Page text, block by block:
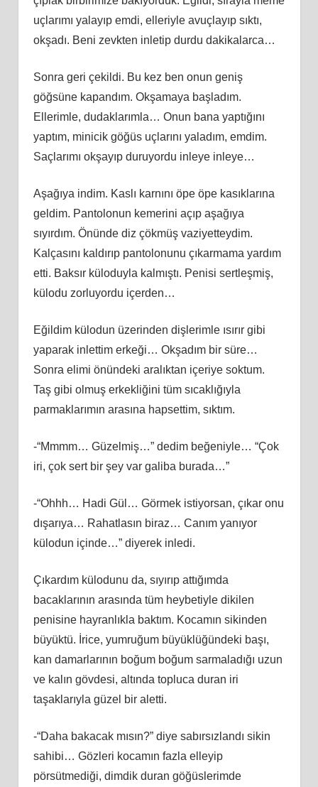
uçlarımı yalayıp emdi, elleriyle avuçlayıp sıktı,
okşadı. Beni zevkten inletip durdu dakikalarca…
Sonra geri çekildi. Bu kez ben onun geniş
göğsüne kapandım. Okşamaya başladım.
Ellerimle, dudaklarımla… Onun bana yaptığını
yaptım, minicik göğüs uçlarını yaladım, emdim.
Saçlarımı okşayıp duruyordu inleye inleye…
Aşağıya indim. Kaslı karnını öpe öpe kasıklarına
geldim. Pantolonun kemerini açıp aşağıya
sıyırdım. Önünde diz çökmüş vaziyetteydim.
Kalçasını kaldırıp pantolonunu çıkarmama yardım
etti. Baksır küloduyla kalmıştı. Penisi sertleşmiş,
külodu zorluyordu içerden…
Eğildim külodun üzerinden dişlerimle ısırır gibi
yaparak inlettim erkeği… Okşadım bir süre…
Sonra elimi önündeki aralıktan içeriye soktum.
Taş gibi olmuş erkekliğini tüm sıcaklığıyla
parmaklarımın arasına hapsettim, sıktım.
-“Mmmm… Güzelmiş…” dedim beğeniyle… “Çok
iri, çok sert bir şey var galiba burada…”
-“Ohhh… Hadi Gül… Görmek istiyorsan, çıkar onu
dışarıya… Rahatlasın biraz… Canım yanıyor
külodun içinde…” diyerek inledi.
Çıkardım külodunu da, sıyırıp attığımda
bacaklarının arasında tüm heybetiyle dikilen
penisine hayranlıkla baktım. Kocamın sikinden
büyüktü. İrice, yumruğum büyüklüğündeki başı,
kan damarlarının boğum boğum sarmaladığı uzun
ve kalın gövdesi, altında topluca duran iri
taşaklarıyla güzel bir aletti.
-“Daha bakacak mısın?” diye sabırsızlandı sikin
sahibi… Gözleri kocamın fazla elleyip
pörsütmediği, dimdik duran göğüslerimde